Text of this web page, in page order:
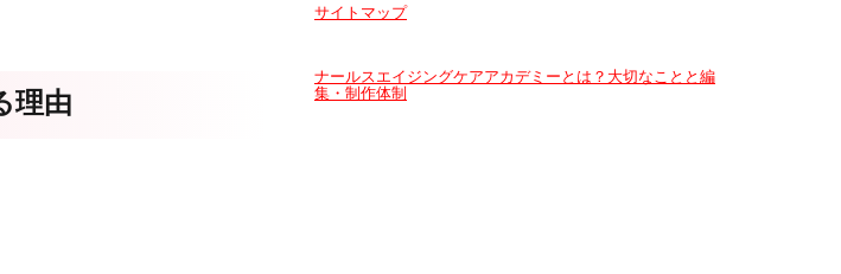
理由
サイトマップ
ナールスエイジングケアアカデミーとは？大切なことと編
集・制作体制